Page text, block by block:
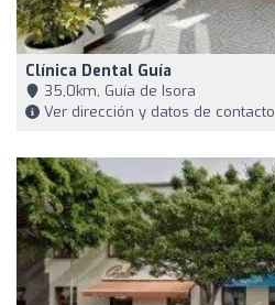
Clínica Dental Guía
35,0km, Guía de Isora
Ver dirección y datos de contacto